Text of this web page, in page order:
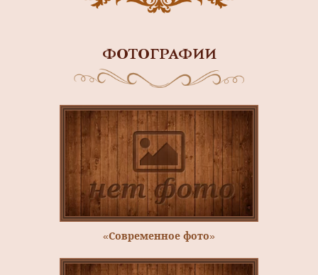
ФОТОГРАФИИ
«Современное фото»